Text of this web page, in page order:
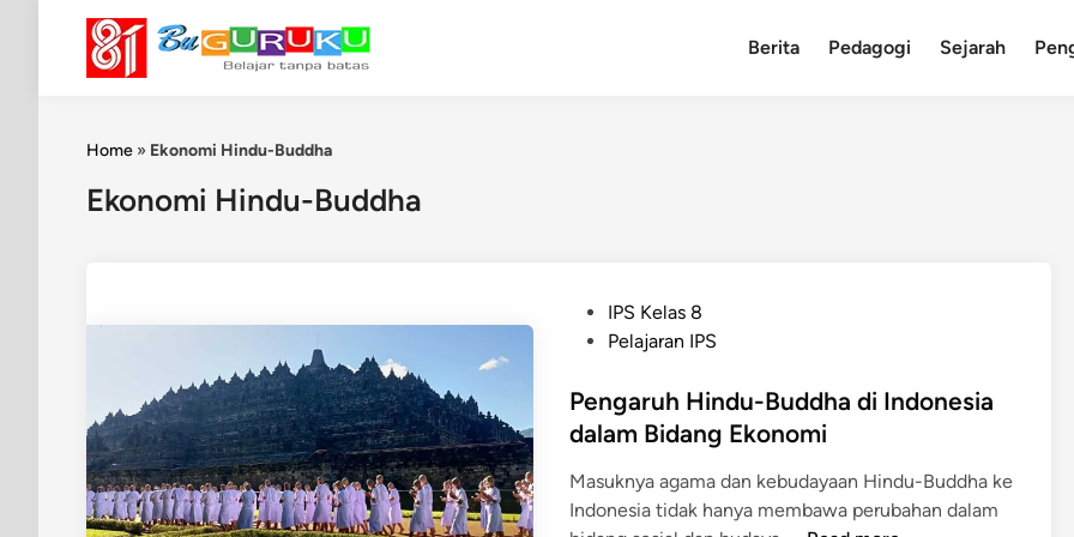
content
Berita Pedagogi Sejarah
Home » Ekonomi Hindu-Buddha
Ekonomi Hindu-Buddha
t
e
i
n
IPS Kelas 8
Pelajaran IPS
Pengaruh Hindu-Buddha di Indonesia
dalam Bidang Ekonomi
Masuknya agama dan kebudayaan Hindu-Buddha ke
Indonesia tidak hanya membawa perubahan dalam